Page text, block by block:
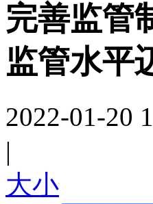
完善监管
监管水平
2022-01-20
|
大小